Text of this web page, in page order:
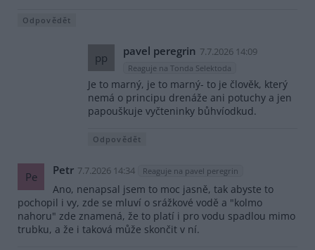
Odpovědět
pp pavel peregrin 7.7.2026 14:09
Reaguje na Tonda Selektoda
Je to marný, je to marný- to je člověk, který
nemá o principu drenáže ani potuchy a jen
papouškuje vyčteninky bůhvíodkud.
Odpovědět
Pe Petr 7.7.2026 14:34 Reaguje na pavel peregrin
Ano, nenapsal jsem to moc jasně, tak abyste to
pochopil i vy, zde se mluví o srážkové vodě a "kolmo
nahoru" zde znamená, že to platí i pro vodu spadlou mimo
trubku, a že i taková může skončit v ní.